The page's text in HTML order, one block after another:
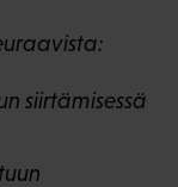
siirtämisessä